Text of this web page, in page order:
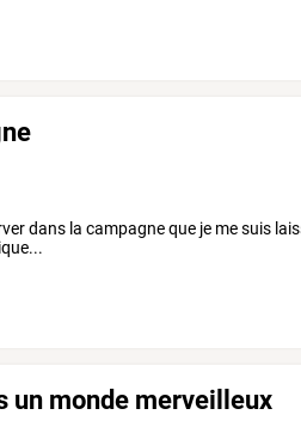
dans la campagne que je me suis
un monde merveilleux